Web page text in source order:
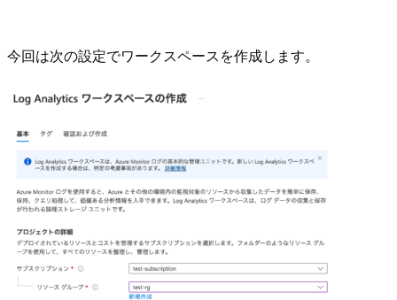
今回は次の設定でワークスペースを作成します。